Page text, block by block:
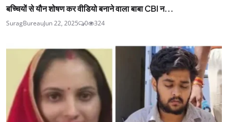
बच्चियों से यौन शोषण कर वीडियो बनाने वाला बाबा CBI न...
SuragBureauJun 22, 2025 0 324